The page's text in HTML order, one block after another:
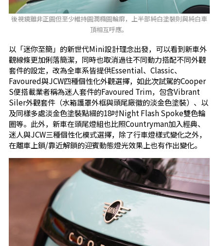
後視鏡雖非正圓但至少維持圓潤橢圓輪廓，上半部純白塗裝則與純白車
頂相互呼應。
以「迷你至簡」的新世代Mini設計理念出發，可以看到新車外
觀線條更加俐落簡潔，同時也取消過往不同動力搭配不同外觀
套件的設定，改為全車系皆提供Essential、Classic、
Favoured與JCW四種個性化外觀選擇，如此次試駕的Cooper
S便搭載業者稱為迷人套件的Favoured Trim，包含Vibrant
Siler外觀套件（水箱護罩外框與頭尾廠徽的淡金色塗裝）、以
及同樣多處淡金色塗裝點綴的18吋Night Flash Spoke雙色輪
圈等。此外，新車在頭尾燈組也比照Countryman加入經典、
迷人與JCW三種個性化模式選擇，除了行車燈樣式變化之外，
在離車上鎖/靠近解鎖的迎賓動態燈光效果上也有作出變化。